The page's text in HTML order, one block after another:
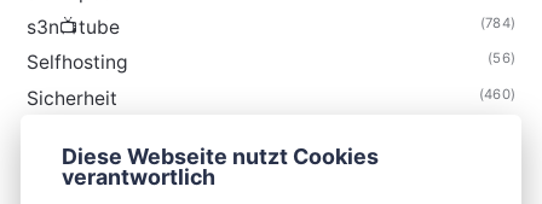
s3n📺tube (784)
Selfhosting (56)
Sicherheit (460)
Thunderbird
Diese Webseite nutzt Cookies
verantwortlich